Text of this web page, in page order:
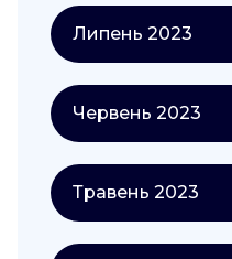
Липень 2023
Червень 2023
Травень 2023